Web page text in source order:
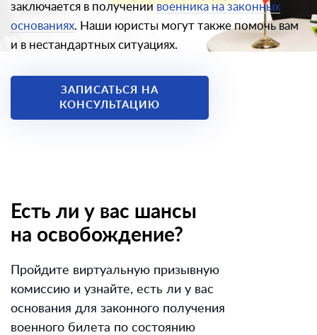
заключается в получениивоенника на законных
основаниях. Наши юристы могут также помочь вам
и в нестандартных ситуациях.
ЗАПИСАТЬСЯ НА
КОНСУЛЬТАЦИЮ
Есть ли у вас шансы
на освобождение?
Пройдите виртуальную призывную
комиссию и узнайте, есть ли у вас
основания для законного получения
военного билета по состоянию